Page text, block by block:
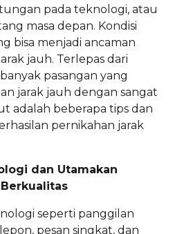
pada teknologi, atau
masa depan. Kondisi
bisa menjadi ancaman
jauh. Terlepas dari
pasangan yang
jarak jauh dengan sangat
adalah beberapa tips dan
pernikahan jarak
dan Utamakan
seperti panggilan
pesan singkat, dan